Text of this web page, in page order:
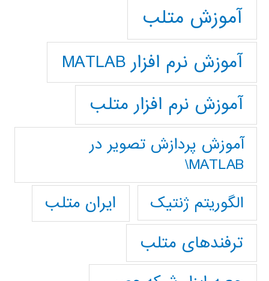
آموزش متلب
آموزش نرم افزار MATLAB
آموزش نرم افزار متلب
آموزش پردازش تصوير در
MATLAB\
الگوریتم ژنتیک
ایران متلب
ترفندهای متلب